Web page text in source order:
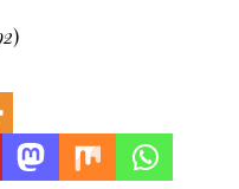
)